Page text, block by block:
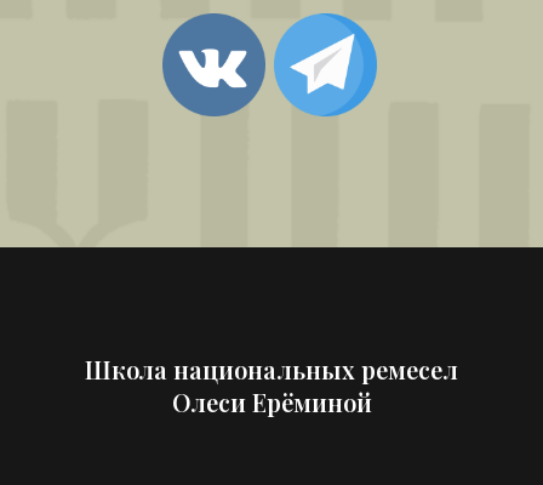
Школа национальных ремесел
Олеси Ерёминой